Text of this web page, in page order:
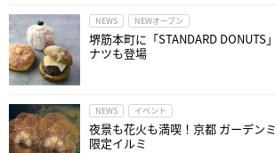
NEWS NEWオープン
堺筋本町に「STANDARD DONUTS
ナツも登場
NEWS イベント
夜景も花火も満喫！京都 ガーデン
限定イルミ